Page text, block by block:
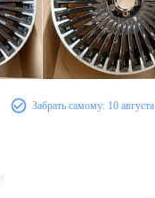
Забрать самому: 10 августа